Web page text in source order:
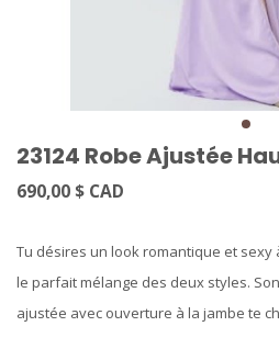
23124 Robe Ajustée
690,00 $ CAD
Tu désires un look romantique et sexy
le parfait mélange des deux styles.
ajustée avec ouverture à la jambe te